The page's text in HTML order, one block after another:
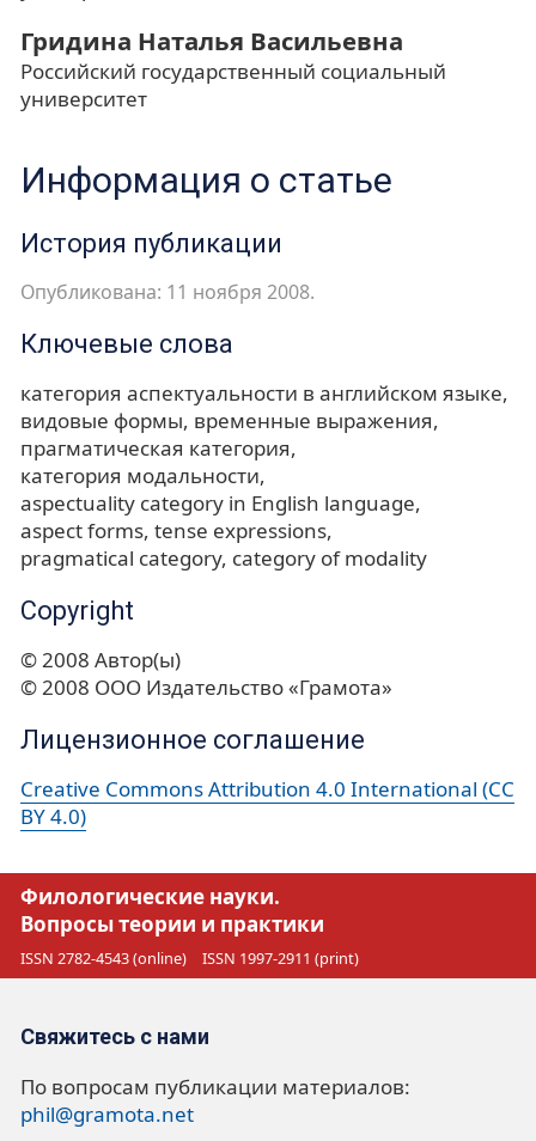
Гридина Наталья Васильевна
Российский государственный социальный
университет
Информация о статье
История публикации
Опубликована: 11 ноября 2008.
Ключевые слова
категория аспектуальности в английском языке
видовые формы временные выражения
прагматическая категория
категория модальности
aspectuality category in English language
aspect forms tense expressions
pragmatical category category of modality
Copyright
© 2008 Автор(ы)
© 2008 ООО Издательство «Грамота»
Лицензионное соглашение
Creative Commons Attribution 4.0 International (CC
BY 4.0)
Филологические науки.
Вопросы теории и практики
ISSN 2782-4543 (online) ISSN 1997-2911 (print)
Свяжитесь с нами
По вопросам публикации материалов:
phil@gramota.net